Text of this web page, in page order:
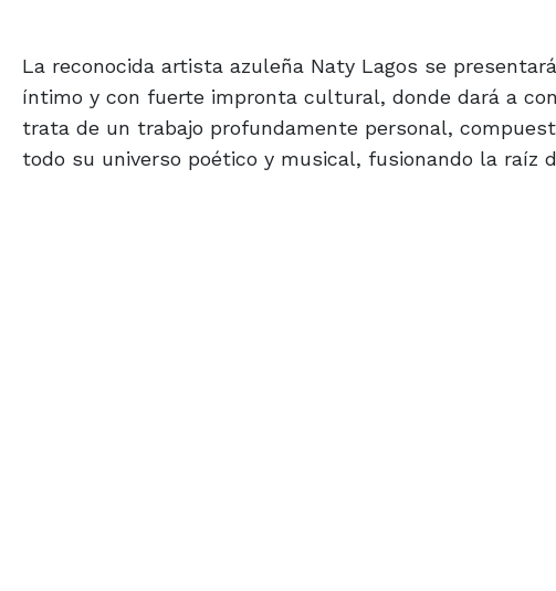
La reconocida artista azuleña Naty Lagos se
íntimo y con fuerte impronta cultural, donde dará a
trata de un trabajo profundamente personal,
todo su universo poético y musical, fusionando la raíz